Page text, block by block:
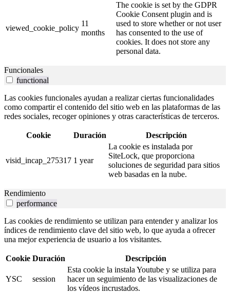
viewed_cookie_policy
11
months
The cookie is set by the GDPR
Cookie Consent plugin and is
used to store whether or not user
has consented to the use of
cookies. It does not store any
personal data.
Funcionales
functional
Las cookies funcionales ayudan a realizar ciertas funcionalidades
como compartir el contenido del sitio web en las plataformas de las
redes sociales, recoger opiniones y otras características de terceros.
Cookie Duración Descripción
visid_incap_275317 1 year
La cookie es instalada por
SiteLock, que proporciona
soluciones de seguridad para sitios
web basadas en la nube.
Rendimiento
performance
Las cookies de rendimiento se utilizan para entender y analizar los
índices de rendimiento clave del sitio web, lo que ayuda a ofrecer
una mejor experiencia de usuario a los visitantes.
Cookie Duración Descripción
YSC session
Esta cookie la instala Youtube y se utiliza para
hacer un seguimiento de las visualizaciones de
los vídeos incrustados.